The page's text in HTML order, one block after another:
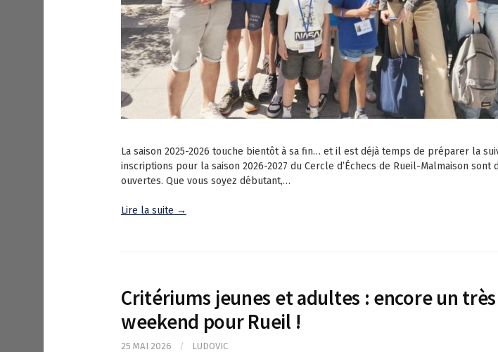
La saison 2025-2026 touche bientôt à sa fin… et il est déjà temps de préparer la
inscriptions pour la saison 2026-2027 du Cercle d’Échecs de Rueil-Malmaison sont
ouvertes. Que vous soyez débutant,…
Lire la suite →
Critériums jeunes et adultes : encore un
weekend pour Rueil !
25 MAI 2026 / LUDOVIC